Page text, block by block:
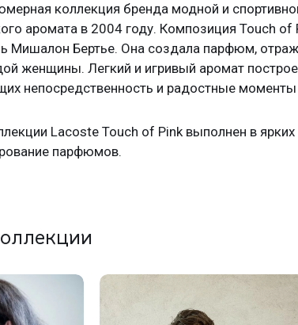
коллекция бренда модной и
аромата в 2004 году. Композиция Touch of
Мишалон Бертье. Она создала парфюм,
женщины. Легкий и игривый аромат
непосредственность и радостные
Lacoste Touch of Pink выполнен в
парфюмов.